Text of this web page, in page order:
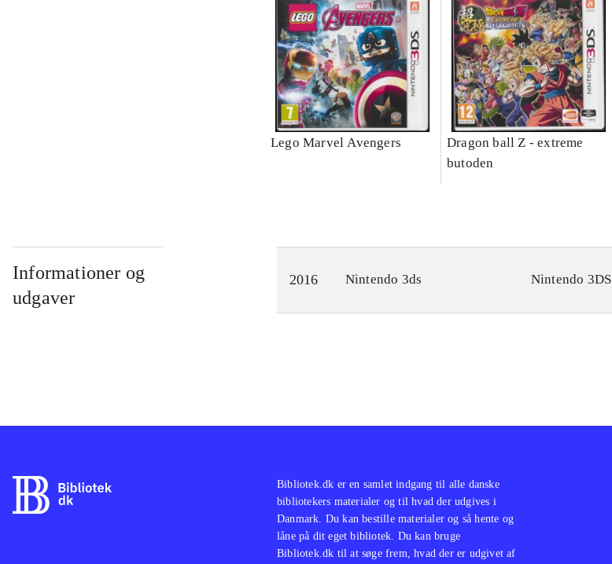
Lego Marvel Avengers
Dragon ball Z - extreme
butoden
Informationer og
udgaver
2016 Nintendo 3ds Nintendo 3DS
Bibliotek.dk er en samlet indgang til alle danske
bibliotekers materialer og til hvad der udgives i
Danmark. Du kan bestille materialer og så hente og
låne på dit eget bibliotek. Du kan bruge
Bibliotek.dk til at søge frem, hvad der er udgivet af